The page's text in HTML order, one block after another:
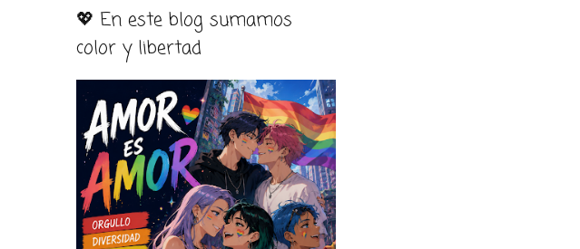
💖 En este blog sumamos
color y libertad